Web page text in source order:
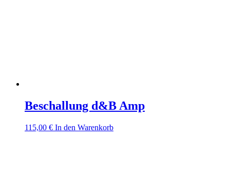
Beschallung d&B Amp
115,00 € In den Warenkorb